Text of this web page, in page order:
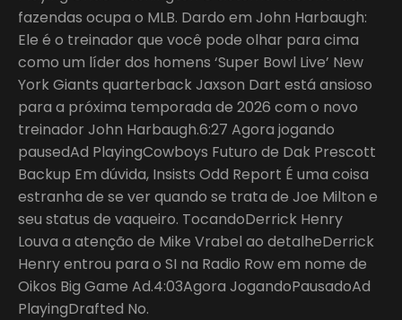
fazendas ocupa o MLB. Dardo em John Harbaugh:
Ele é o treinador que você pode olhar para cima
como um líder dos homens ‘Super Bowl Live’ New
York Giants quarterback Jaxson Dart está ansioso
para a próxima temporada de 2026 com o novo
treinador John Harbaugh.6:27 Agora jogando
pausedAd PlayingCowboys Futuro de Dak Prescott
Backup Em dúvida, Insists Odd Report É uma coisa
estranha de se ver quando se trata de Joe Milton e
seu status de vaqueiro. TocandoDerrick Henry
Louva a atenção de Mike Vrabel ao detalheDerrick
Henry entrou para o SI na Radio Row em nome de
Oikos Big Game Ad.4:03Agora JogandoPausadoAd
PlayingDrafted No.